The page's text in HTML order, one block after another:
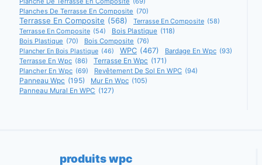
Planches De Terrasse En Composite (70)
Terrasse En Composite (568) Terrasse En Composite (58)
Terrasse En Composite (54) Bois Plastique (118)
Bois Plastique (70) Bois Composite (76)
Plancher En Bois Plastique (46) WPC (467) Bardage En Wpc (93)
Terrasse En Wpc (86) Terrasse En Wpc (171)
Plancher En Wpc (69) Revêtement De Sol En WPC (94)
Panneau Wpc (195) Mur En Wpc (105)
Panneau Mural En WPC (127)
produits wpc